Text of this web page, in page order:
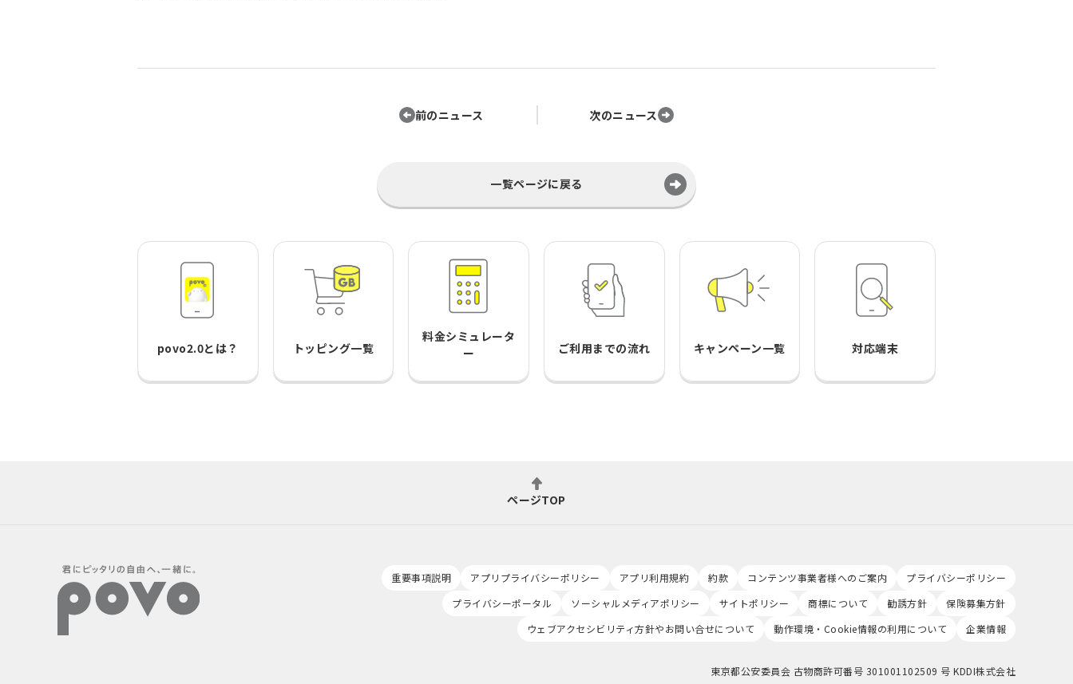
前のニュース 次のニュース
一覧ページに戻る
povo2.0とは？ トッピング一覧
料金シミュレータ
ー
ご利用までの流れ キャンペーン一覧 対応端末
ページTOP
重要事項説明 アプリプライバシーポリシー アプリ利用規約 約款 コンテンツ事業者様へのご案内
プライバシーポリシー
プライバシーポータル
ソーシャルメディアポリシー サイトポリシー 商標について 勧誘方針
保険募集方針
ウェブアクセシビリティ方針やお問い合せについて
動作環境・Cookie情報の利用について 企業情報
東京都公安委員会 古物商許可番号 301001102509 号 KDDI株式会社